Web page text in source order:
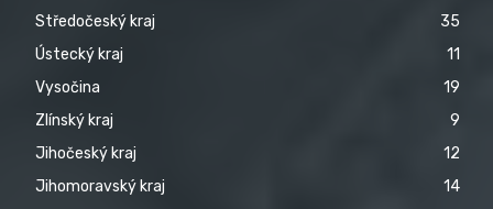
Středočeský kraj
35
Ústecký kraj
11
Vysočina
19
Zlínský kraj
9
Jihočeský kraj
12
Jihomoravský kraj
14